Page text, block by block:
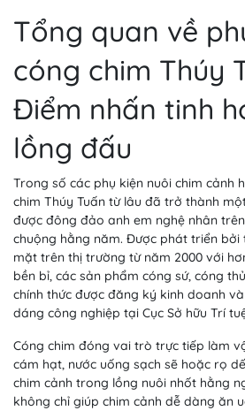
Tổng quan về
cóng chim Thúy
Điểm nhấn tinh
lồng đấu
Trong số các phụ kiện nuôi chim cảnh
chim Thúy Tuấn từ lâu đã trở thành
được đông đảo anh em nghệ nhân
chuộng hằng năm. Được phát triển bởi
mặt trên thị trường từ năm 2000 với
bền bỉ, các sản phẩm cóng sứ, cóng
chính thức được đăng ký kinh doanh
dáng công nghiệp tại Cục Sở hữu Trí
Cóng chim đóng vai trò trực tiếp làm
cám hạt, nước uống sạch sẽ hoặc rọ
chim cảnh trong lồng nuôi nhốt hằng
không chỉ giúp chim cảnh dễ dàng ăn